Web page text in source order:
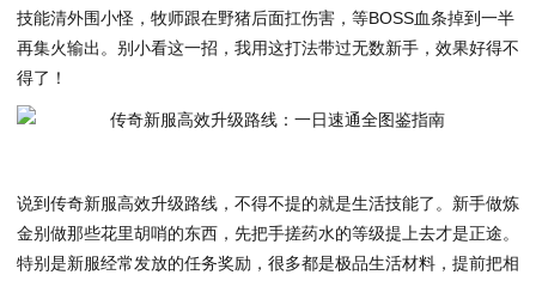
技能清外围小怪，牧师跟在野猪后面扛伤害，等BOSS血条掉到一半
再集火输出。别小看这一招，我用这打法带过无数新手，效果好得不
得了！
说到传奇新服高效升级路线 ，不得不提的就是生活技能了。新手做炼
金别做那些花里胡哨的东西，先把手搓药水的等级提上去才是正途。
特别是新服经常发放的任务奖励，很多都是极品生活材料，提前把相